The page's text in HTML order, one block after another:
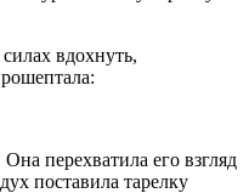
вдохнуть,
перехватила его взгляд
поставила тарелку